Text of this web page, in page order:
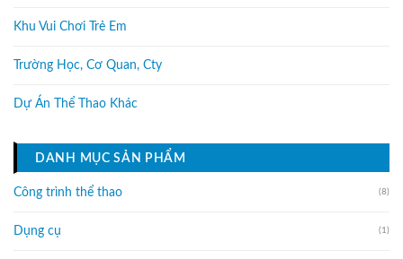
Khu Vui Chơi Trẻ Em
Trường Học, Cơ Quan, Cty
Dự Án Thể Thao Khác
DANH MỤC SẢN PHẨM
Công trình thể thao (8)
Dụng cụ (1)